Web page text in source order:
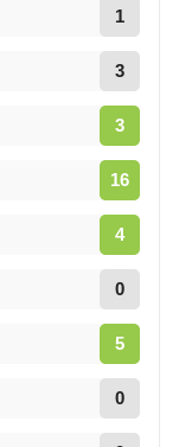
1
3
3
16
4
0
5
0